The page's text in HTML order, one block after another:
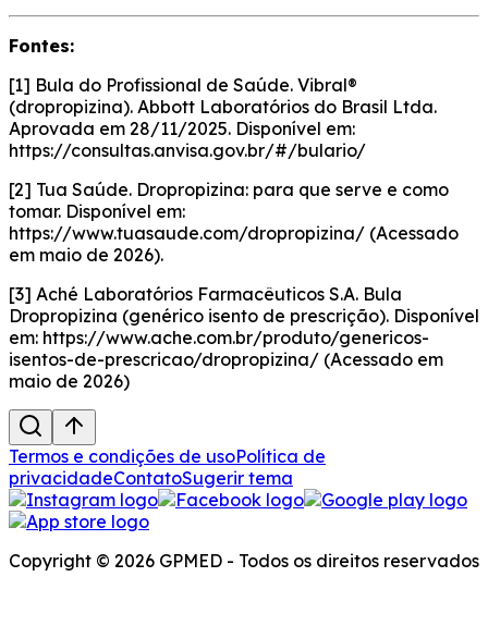
Fontes:
[1] Bula do Profissional de Saúde. Vibral®
(dropropizina). Abbott Laboratórios do Brasil Ltda.
Aprovada em 28/11/2025. Disponível em:
https://consultas.anvisa.gov.br/#/bulario/
[2] Tua Saúde. Dropropizina: para que serve e como
tomar. Disponível em:
https://www.tuasaude.com/dropropizina/ (Acessado
em maio de 2026).
[3] Aché Laboratórios Farmacêuticos S.A. Bula
Dropropizina (genérico isento de prescrição). Disponível
em: https://www.ache.com.br/produto/genericos-
isentos-de-prescricao/dropropizina/ (Acessado em
maio de 2026)
Termos e condições de usoPolítica de
privacidadeContatoSugerir tema
Copyright © 2026 GPMED - Todos os direitos reservados